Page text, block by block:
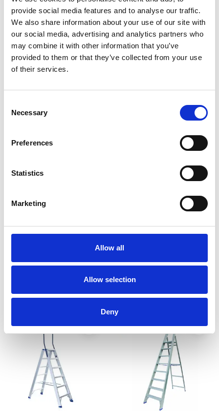
provide social media features and to analyse our traffic.
We also share information about your use of our site with
our social media, advertising and analytics partners who
may combine it with other information that you’ve
provided to them or that they’ve collected from your use
of their services.
Selection
Necessary
Preferences
Statistics
Marketing
Allow all
Allow selection
Deny
Produkt anzeigen Produkt anzeigen
Mehr als 10.000 zufriedene
Kunden
Kostenloser Versand in den
step Klapptreppe 4
Stufen
MwSt
Solide Stufen-Stehleiter 3
Stufen PT3
€226,00
MwSt